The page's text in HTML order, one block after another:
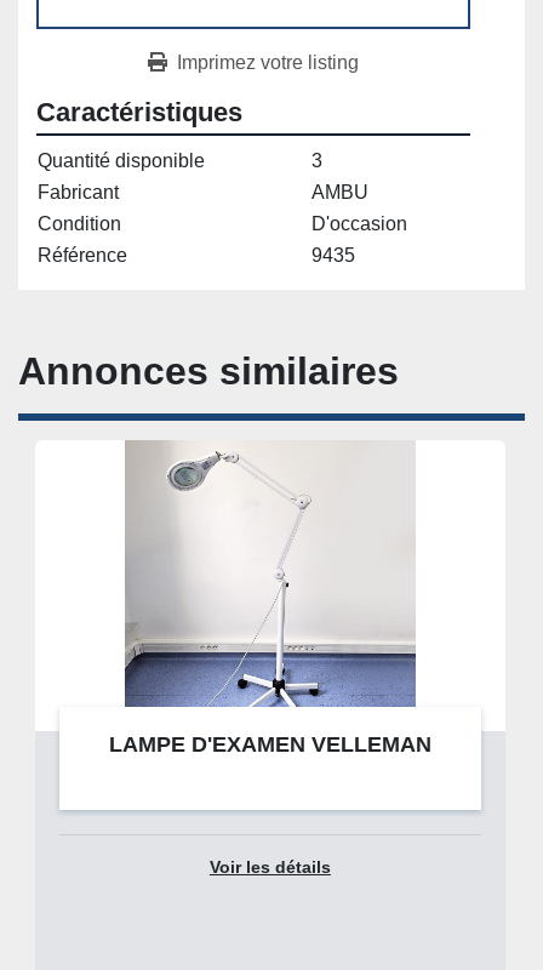
Imprimez votre listing
Caractéristiques
Quantité disponible
3
Fabricant
AMBU
Condition
D'occasion
Référence
9435
Annonces similaires
LAMPE D'EXAMEN VELLEMAN
Voir les détails